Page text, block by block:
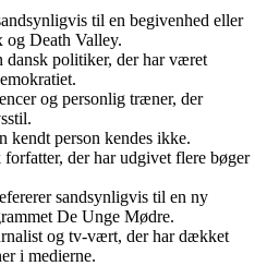
til en begivenhed eller
og Death Valley.
dansk politiker, der har været
og personlig træner, der
kendt person kendes ikke.
der har udgivet flere bøger
sandsynligvis til en ny
De Unge Mødre.
og tv-vært, der har dækket
i medierne.